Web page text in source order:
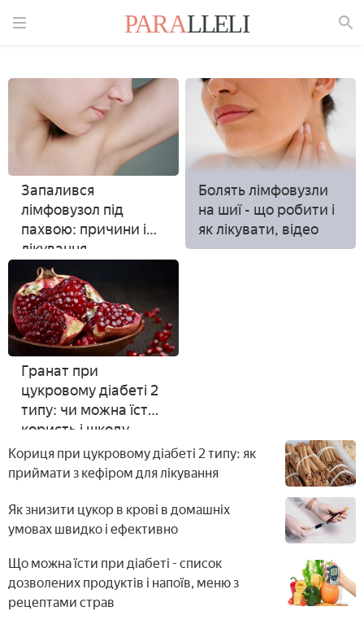
Запалився
лімфовузол під
пахвою: причини і
лікування
Болять лімфовузли
на шиї - що робити і
як лікувати, відео
Гранат при
цукровому діабеті 2
типу: чи можна їсти,
користь і шкоду
фрукта
Кориця при цукровому діабеті 2 типу: як
приймати з кефіром для лікування
Як знизити цукор в крові в домашніх
умовах швидко і ефективно
Що можна їсти при діабеті - список
дозволених продуктів і напоїв, меню з
рецептами страв